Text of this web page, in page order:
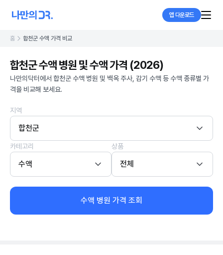
앱 다운로드
홈 합천군 수액 가격 비교
합천군 수액 병원 및 수액 가격 (2026)
나만의닥터에서 합천군 수액 병원 및 백옥 주사, 감기 수액 등 수액 종류별 가
격을 비교해 보세요.
지역
합천군
카테고리
수액
상품
전체
수액 병원 가격 조회